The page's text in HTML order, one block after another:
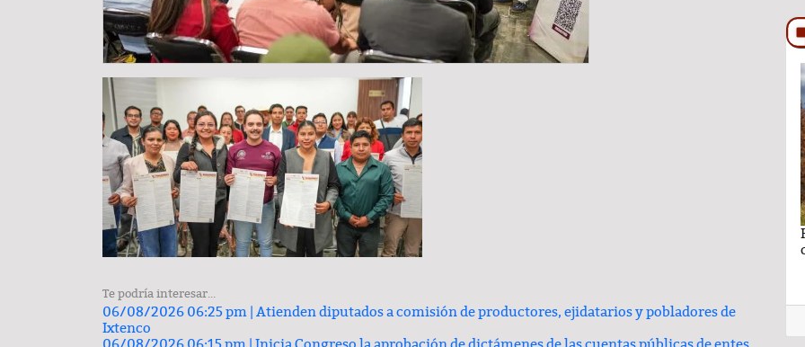
Te podría interesar...
06/08/2026 06:25 pm | Atienden diputados a comisión de productores, ejidatarios y pobladores de
Ixtenco
Lo más valioso de un hogar no se puede
comprar